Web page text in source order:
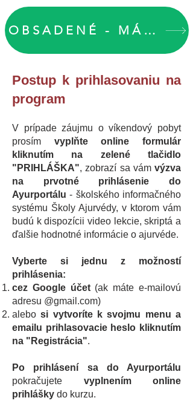
OBSADENÉ - MÁJ ´25
Postup k prihlasovaniu na
program
V prípade záujmu o víkendový pobyt
prosím vyplňte online formulár
kliknutím na zelené tlačidlo
"PRIHLÁŠKA", zobrazí sa vám výzva
na
prvotné prihlásenie do
Ayurportálu- školského informačného
systému Školy Ajurvédy, v ktorom vám
budú k dispozícii video lekcie, skriptá a
ďalšie hodnotné informácie o ajurvéde.
Vyberte si jednu z možností
prihlásenia:
cez Google účet (ak máte e-mailovú
adresu @gmail.com)
alebosi vytvoríte k svojmu menu a
emailu prihlasovacie heslo kliknutím
na "Registrácia".
Po prihlásení sa do Ayurportálu
pokračujete vyplnením online
prihlášky do kurzu.